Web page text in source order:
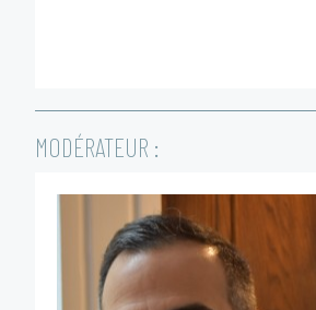
MODÉRATEUR :